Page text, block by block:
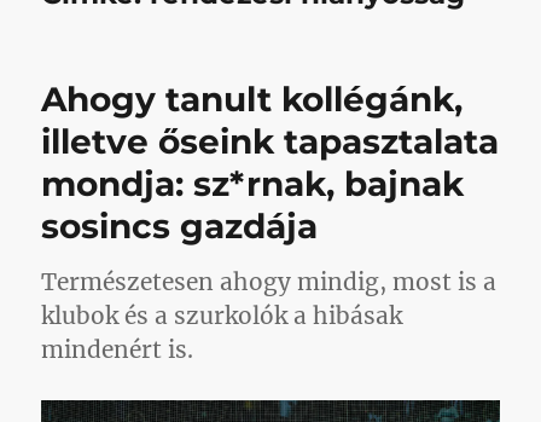
Ahogy tanult kollégánk,
illetve őseink tapasztalata
mondja: sz*rnak, bajnak
sosincs gazdája
Természetesen ahogy mindig, most is a
klubok és a szurkolók a hibásak
mindenért is.